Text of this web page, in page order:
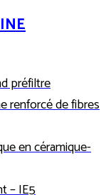
préfiltre
renforcé de fibres
en céramique-
– IE5